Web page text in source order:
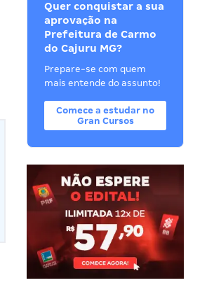
Quer conquistar a sua
aprovação na
Prefeitura de Carmo
do Cajuru MG?
Prepare-se com quem
mais entende do assunto!
Comece a estudar no
Gran Cursos